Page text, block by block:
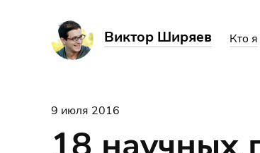
Виктор Ширяев Кто я
9 июля 2016